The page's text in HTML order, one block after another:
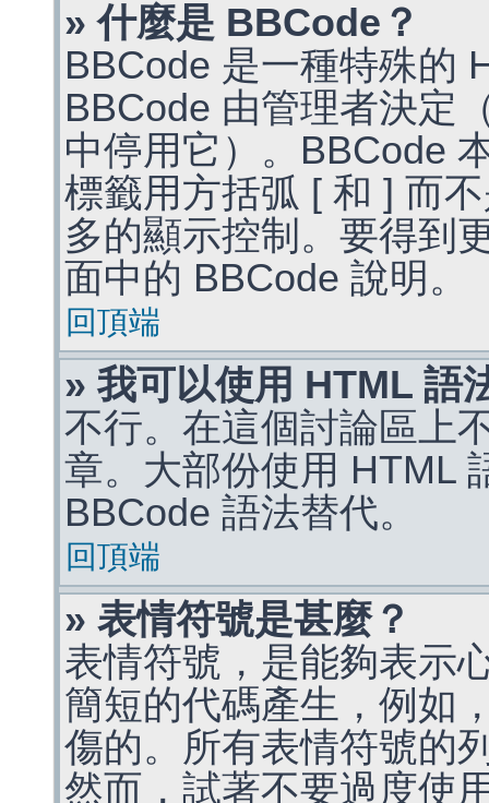
» 什麼是 BBCode？
BBCode 是一種特殊的
BBCode 由管理者決定
中停用它）。BBCode
標籤用方括弧 [ 和 ] 而
多的顯示控制。要得到
面中的 BBCode 說明。
回頂端
» 我可以使用 HTML 語
不行。在這個討論區上
章。大部份使用 HTML
BBCode 語法替代。
回頂端
» 表情符號是甚麼？
表情符號，是能夠表示
簡短的代碼產生，例如
傷的。所有表情符號的
然而，試著不要過度使